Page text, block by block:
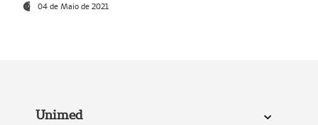
04 de Maio de 2021
Unimed